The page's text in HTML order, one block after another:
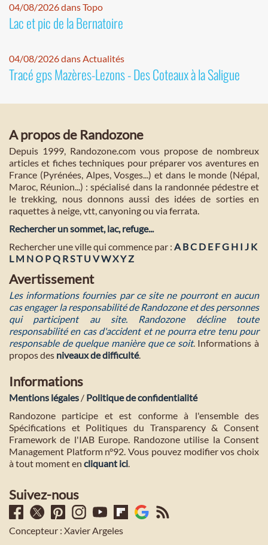
04/08/2026 dans Topo
Lac et pic de la Bernatoire
04/08/2026 dans Actualités
Tracé gps Mazères-Lezons - Des Coteaux à la Saligue
A propos de Randozone
Depuis 1999, Randozone.com vous propose de nombreux
articles et fiches techniques pour préparer vos aventures en
France (Pyrénées, Alpes, Vosges...) et dans le monde (Népal,
Maroc, Réunion...) : spécialisé dans la randonnée pédestre et
le trekking, nous donnons aussi des idées de sorties en
raquettes à neige, vtt, canyoning ou via ferrata.
Rechercher un sommet, lac, refuge...
Rechercher une ville qui commence par : A BC D E FG H I J K
L M NO PQ RST U VWXYZ
Avertissement
Les informations fournies par ce site ne pourront en aucun
cas engager la responsabilité de Randozone et des personnes
qui participent au site. Randozone décline toute
responsabilité en cas d'accident et ne pourra etre tenu pour
responsable de quelque manière que ce soit. Informations à
propos des niveaux de difficulté.
Informations
Mentions légales / Politique de confidentialité
Randozone participe et est conforme à l'ensemble des
Spécifications et Politiques du Transparency & Consent
Framework de l'IAB Europe. Randozone utilise la Consent
Management Platform n°92. Vous pouvez modifier vos choix
à tout moment en cliquant ici.
Suivez-nous
Concepteur : Xavier Argeles